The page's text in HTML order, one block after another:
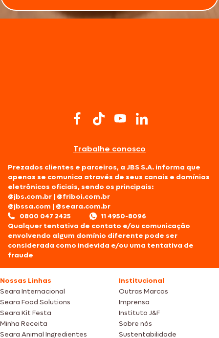
Trabalhe conosco
Prezados clientes e parceiros, a JBS S.A. informa que
apenas se comunica através de seus canais e domínios
eletrônicos oficiais, sendo os principais:
@jbs.com.br |@friboi.com.br
@jbssa.com |@seara.com.br
0800 047 2425
11 4950-8096
Qualquer tentativa de contato e/ou comunicação
envolvendo algum domínio diferente pode ser
considerada como indevida e/ou uma tentativa de
fraude
Nossas Linhas
Seara Internacional
Seara Food Solutions
Seara Kit Festa
Minha Receita
Seara Animal Ingredientes
Institucional
Outras Marcas
Imprensa
Instituto J&F
Sobre nós
Sustentabilidade